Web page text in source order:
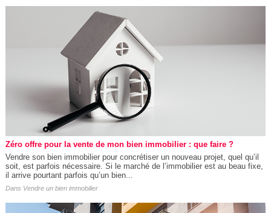
Zéro offre pour la vente de mon bien immobilier : que faire ?
Vendre son bien immobilier pour concrétiser un nouveau projet, quel qu’il
soit, est parfois nécessaire. Si le marché de l’immobilier est au beau fixe,
il arrive pourtant parfois qu’un bien...
Dans Vendre un bien immobilier